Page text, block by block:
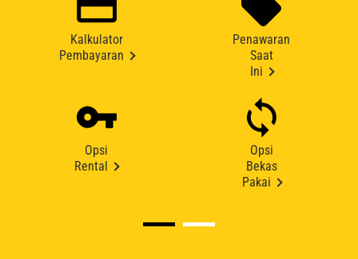
Kalkulator
Pembayaran
Penawaran
Saat
Ini
Opsi
Rental
Opsi
Bekas
Pakai